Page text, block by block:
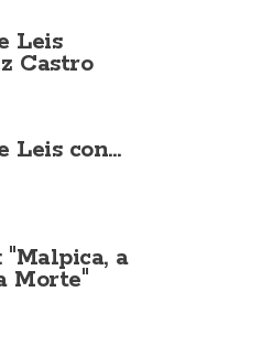
Leis
Castro
con...
a
Morte"